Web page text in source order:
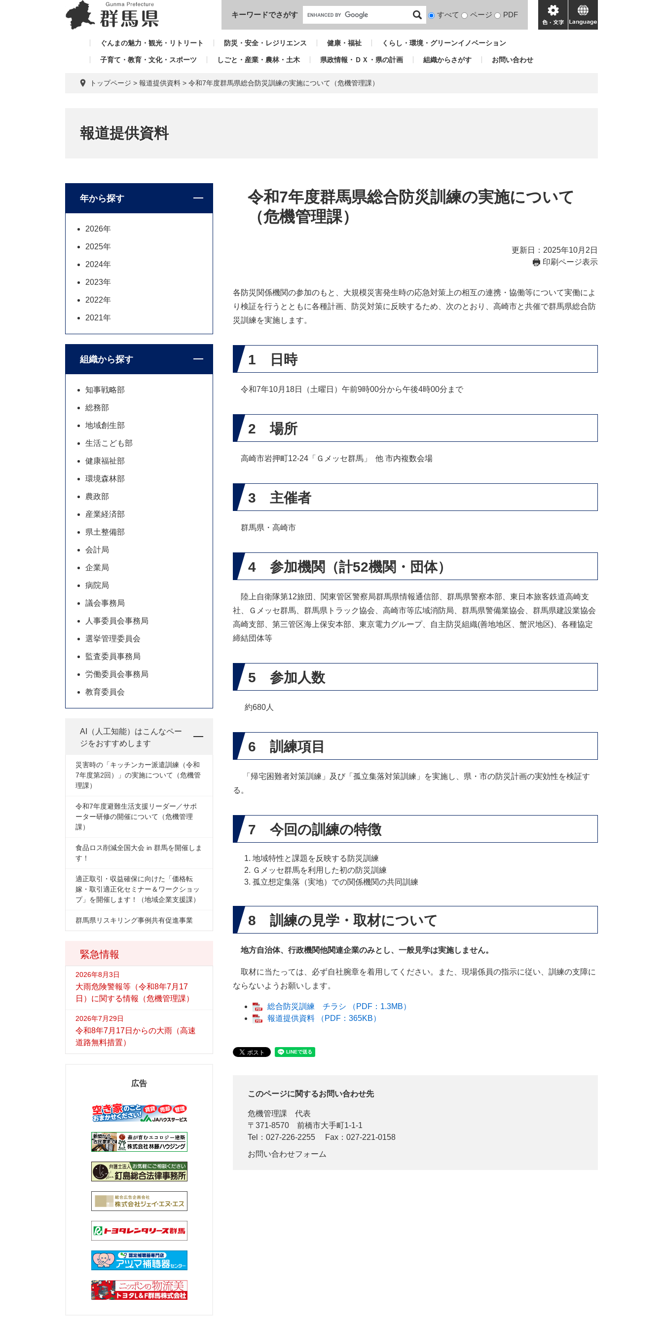
本文へ
キーワードでさがす
検
対
すべて ページ PDF
色・
文
language
ぐんまの魅力・観光・リトリート 防災・安全・レジリエンス 健康・福祉 くらし・環境・グリーンイノベーション
子育て・教育・文化・スポーツ しごと・産業・農林・土木 県政情報・ＤＸ・県の計画 組織からさがす お問い合わせ
トップページ > 報道提供資料 > 令和7年度群馬県総合防災訓練の実施について（危機管理課）
報道提供資料
令和7年度群馬県総合防災訓練の実施について
（危機管理課）
更新日：2025年10月2日
印刷ページ表示
各防災関係機関の参加のもと、大規模災害発生時の応急対策上の相互の連携・協働等について実働によ
り検証を行うとともに各種計画、防災対策に反映するため、次のとおり、高崎市と共催で群馬県総合防
災訓練を実施します。
1 日時
令和7年10月18日（土曜日）午前9時00分から午後4時00分まで
2 場所
高崎市岩押町12-24「Ｇメッセ群馬」 他 市内複数会場
3 主催者
群馬県・高崎市
4 参加機関（計52機関・団体）
陸上自衛隊第12旅団、関東管区警察局群馬県情報通信部、群馬県警察本部、東日本旅客鉄道高崎支
社、Ｇメッセ群馬、群馬県トラック協会、高崎市等広域消防局、群馬県警備業協会、群馬県建設業協会
高崎支部、第三管区海上保安本部、東京電力グループ、自主防災組織(善地地区、蟹沢地区)、各種協定
締結団体等
5 参加人数
約680人
6 訓練項目
「帰宅困難者対策訓練」及び「孤立集落対策訓練」を実施し、県・市の防災計画の実効性を検証す
る。
7 今回の訓練の特徴
地域特性と課題を反映する防災訓練
Ｇメッセ群馬を利用した初の防災訓練
孤立想定集落（実地）での関係機関の共同訓練
8 訓練の見学・取材について
地方自治体、行政機関他関連企業のみとし、一般見学は実施しません。​
取材に当たっては、必ず自社腕章を着用してください。また、現場係員の指示に従い、訓練の支障に
ならないようお願いします。
総合防災訓練 チラシ （PDF：1.3MB）
報道提供資料 （PDF：365KB）
このページに関するお問い合わせ先
危機管理課
代表
〒371-8570
前橋市大手町1-1-1
Tel：027-226-2255
Fax：027-221-0158
お問い合わせフォーム
緊急情報
2026年8月3日
大雨危険警報等（令和8年7月17
日）に関する情報（危機管理課）
2026年7月29日
令和8年7月17日からの大雨（高速
道路無料措置）
年から探す
2026年
2025年
2024年
2023年
2022年
2021年
組織から探す
知事戦略部
総務部
地域創生部
生活こども部
健康福祉部
環境森林部
農政部
産業経済部
県土整備部
会計局
企業局
病院局
議会事務局
人事委員会事務局
選挙管理委員会
監査委員事務局
労働委員会事務局
教育委員会
AI（人工知能）はこんなペー
ジをおすすめします
災害時の「キッチンカー派遣訓練（令和
7年度第2回）」の実施について（危機管
理課）
令和7年度避難生活支援リーダー／サポ
ーター研修の開催について（危機管理
課）
食品ロス削減全国大会 in 群馬を開催しま
す！
適正取引・収益確保に向けた「価格転
嫁・取引適正化セミナー＆ワークショッ
プ」を開催します！（地域企業支援課）
群馬県リスキリング事例共有促進事業
広告